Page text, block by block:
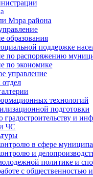
Мэра района
образования
поддержке
по распоряжению
по экономике
управление
технологий
подготовки
градостроительству и
ЧС
в сфере
и
политике и
с